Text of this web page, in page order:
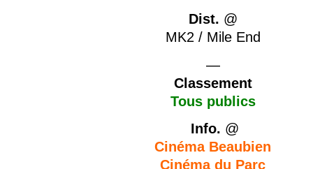
Dist. @
MK2 / Mile End
—
Classement
Tous publics
Info. @
Cinéma Beaubien
Cinéma du Parc